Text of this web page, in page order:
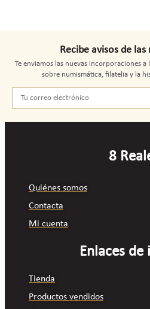
Recibe avisos de las
Te enviamos las nuevas incorporaciones
sobre numismática, filatelia y la
8
Quiénes somos
Contacta
Mi cuenta
Enlaces de
Tienda
Productos vendidos